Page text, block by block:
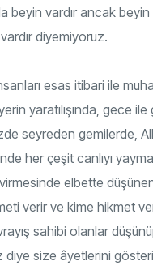
beyin vardır ancak beyin
diyemiyoruz.
esas itibari ile
yaratılışında, gece
seyreden gemilerde,
her çeşit canlıyı
elbette
verir ve kime hikmet
sahibi olanlar
diye size âyetlerini